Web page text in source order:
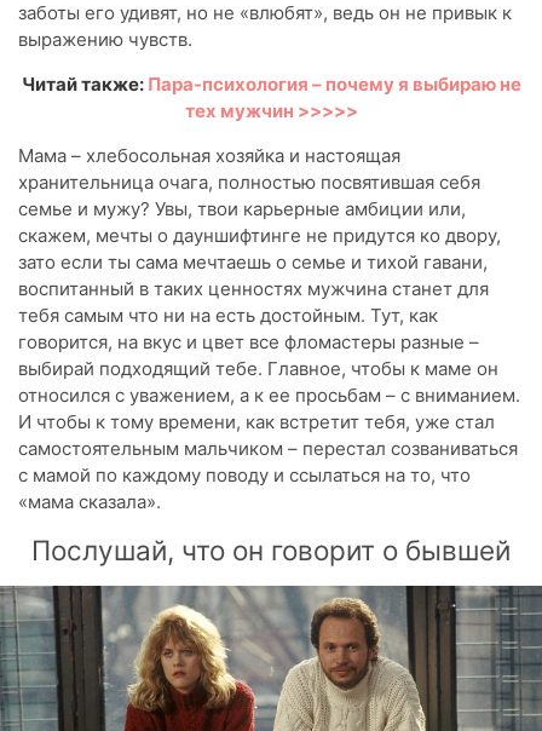
заботы его удивят, но не «влюбят», ведь он не привык к
выражению чувств.
Читай также: Пара-психология – почему я выбираю не
тех мужчин >>>>>
Мама – хлебосольная хозяйка и настоящая
хранительница очага, полностью посвятившая себя
семье и мужу? Увы, твои карьерные амбиции или,
скажем, мечты о дауншифтинге не придутся ко двору,
зато если ты сама мечтаешь о семье и тихой гавани,
воспитанный в таких ценностях мужчина станет для
тебя самым что ни на есть достойным. Тут, как
говорится, на вкус и цвет все фломастеры разные –
выбирай подходящий тебе. Главное, чтобы к маме он
относился с уважением, а к ее просьбам – с вниманием.
И чтобы к тому времени, как встретит тебя, уже стал
самостоятельным мальчиком – перестал созваниваться
с мамой по каждому поводу и ссылаться на то, что
«мама сказала».
Послушай, что он говорит о бывшей